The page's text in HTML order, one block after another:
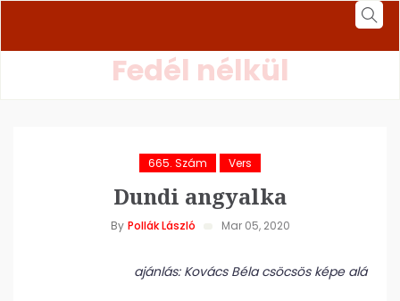
Fedél nélkül
665. Szám Vers
Dundi angyalka
By Pollák László Mar 05, 2020
ajánlás: Kovács Béla csöcsös képe alá